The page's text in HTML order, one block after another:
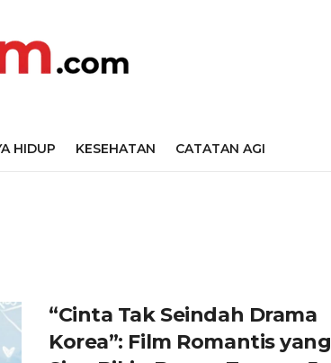
HIDUP KESEHATAN CATATAN AGI
“Cinta Tak Seindah Drama
Korea”: Film Romantis yang